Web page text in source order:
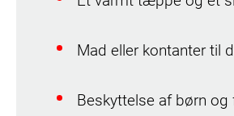
Mad eller kontanter til
Beskyttelse af børn og